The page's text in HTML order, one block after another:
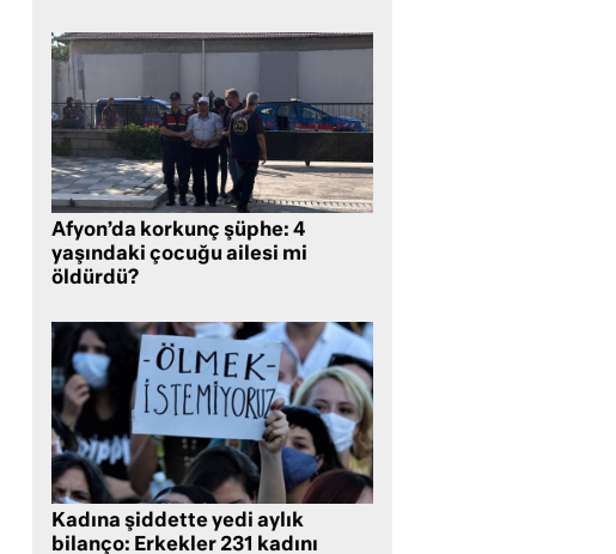
Afyon’da korkunç şüphe: 4
yaşındaki çocuğu ailesi mi
öldürdü?
Kadına şiddette yedi aylık
bilanço: Erkekler 231 kadını